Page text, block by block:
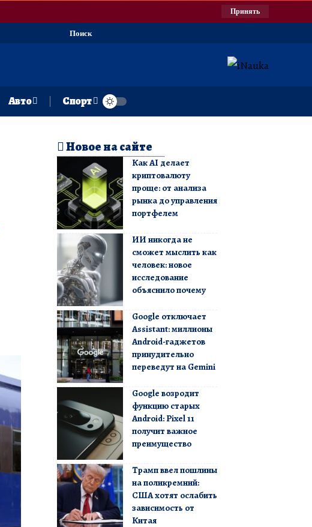
Принять
Поиск
Авто Спорт
Новое на сайте
Как AI делает
криптовалюту
проще: от анализа
рынка до управления
портфелем
ИИ никогда не
сможет мыслить как
человек: новое
исследование
объяснило почему
Google отключает
Assistant: миллионы
Android-гаджетов
принудительно
переведут на Gemini
Google возродит
функцию старых
Android: Pixel 11
получит важное
преимущество
Трамп ввел пошлины
на поликремний:
США хотят ослабить
зависимость от
Китая